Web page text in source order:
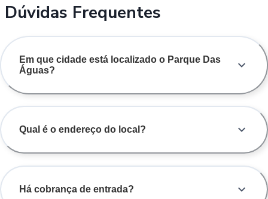
Dúvidas Frequentes
Em que cidade está localizado o Parque Das
Águas?
Qual é o endereço do local?
Há cobrança de entrada?